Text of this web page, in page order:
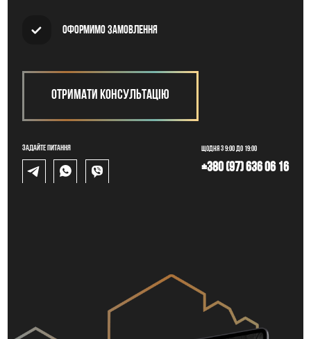
Оформимо замовлення
Отримати консультацію
Задайте питання Щодня з 9:00 до 19:00
+380 (97) 636 06 16